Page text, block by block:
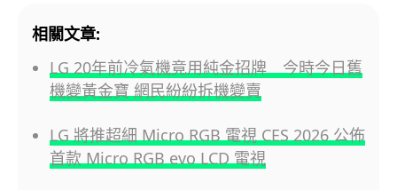
相關文章:
LG 20年前冷氣機竟用純金招牌 今時今日舊
機變黃金寶 網民紛紛拆機變賣
LG 將推超細 Micro RGB 電視 CES 2026 公佈
首款 Micro RGB evo LCD 電視